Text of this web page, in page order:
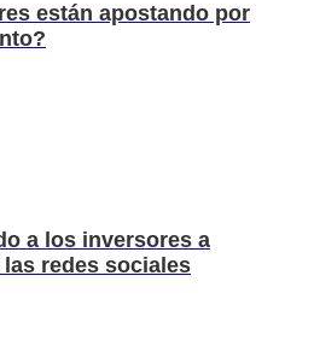
están apostando por
a los inversores a
redes sociales